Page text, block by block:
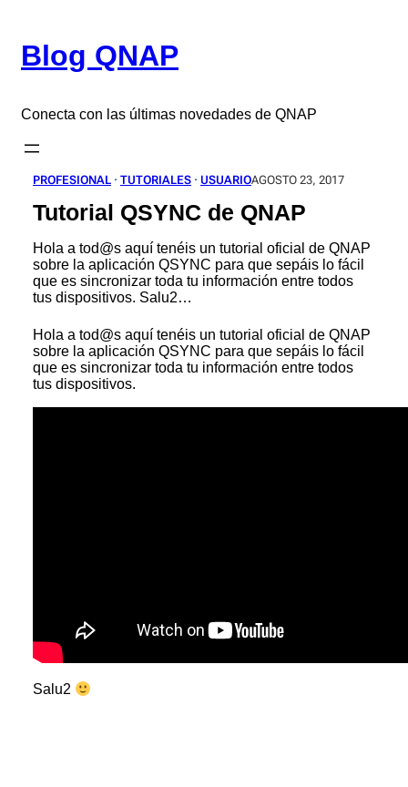
contenido
Blog QNAP
Conecta con las últimas novedades de QNAP
PROFESIONAL · TUTORIALES · USUARIOAGOSTO 23, 2017
Tutorial QSYNC de QNAP
Hola a tod@s aquí tenéis un tutorial oficial de QNAP
sobre la aplicación QSYNC para que sepáis lo fácil
que es sincronizar toda tu información entre todos
tus dispositivos. Salu2…
Hola a tod@s aquí tenéis un tutorial oficial de QNAP
sobre la aplicación QSYNC para que sepáis lo fácil
que es sincronizar toda tu información entre todos
tus dispositivos.
Salu2